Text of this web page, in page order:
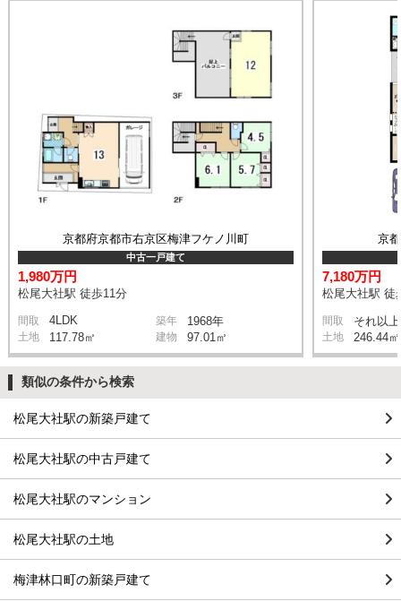
京都府京都市右京区梅津フケノ川町
中古一戸建て
1,980万円
松尾大社駅 徒歩11分
間取 4LDK 築年 1968年
土地 117.78㎡ 建物 97.01㎡
京
7,180万円
松尾大社駅 徒
間取 それ以上
土地 246.44㎡
類似の条件から検索
松尾大社駅の新築戸建て
松尾大社駅の中古戸建て
松尾大社駅のマンション
松尾大社駅の土地
梅津林口町の新築戸建て